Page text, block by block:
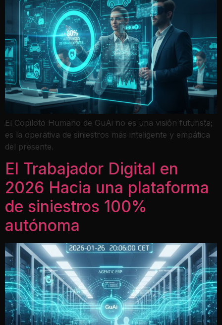
El Copiloto Humano de GuAi no es una visión futurista;
es la operativa de siniestros más inteligente y empática
del presente.
El Trabajador Digital en
2026 Hacia una plataforma
de siniestros 100%
autónoma